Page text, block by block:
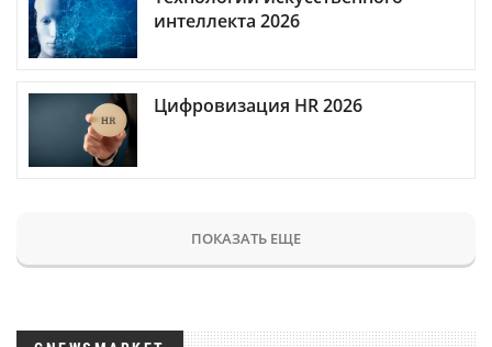
интеллекта 2026
Цифровизация HR 2026
ПОКАЗАТЬ ЕЩЕ